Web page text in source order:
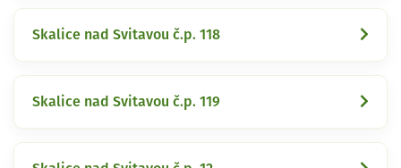
Skalice nad Svitavou č.p. 118
Skalice nad Svitavou č.p. 119